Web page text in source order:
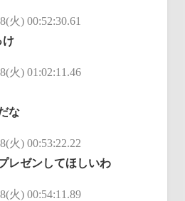
火) 00:52:30.61
け
火) 01:02:11.46
な
火) 00:53:22.22
レゼンしてほしいわ
火) 00:54:11.89